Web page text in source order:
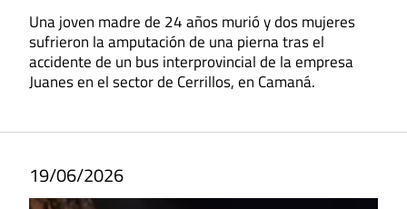
Una joven madre de 24 años murió y dos mujeres
sufrieron la amputación de una pierna tras el
accidente de un bus interprovincial de la empresa
Juanes en el sector de Cerrillos, en Camaná.
19/06/2026